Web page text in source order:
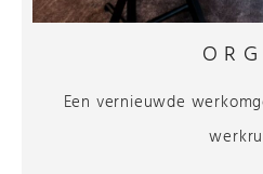
Een vernieuwde